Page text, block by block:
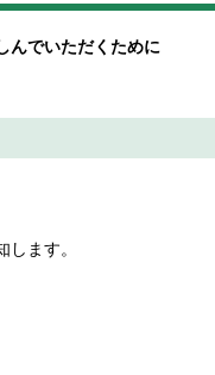
んでいただくために
ます。